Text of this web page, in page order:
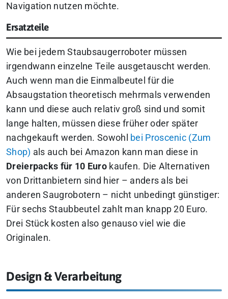
Navigation nutzen möchte.
Ersatzteile
Wie bei jedem Staubsaugerroboter müssen
irgendwann einzelne Teile ausgetauscht werden.
Auch wenn man die Einmalbeutel für die
Absaugstation theoretisch mehrmals verwenden
kann und diese auch relativ groß sind und somit
lange halten, müssen diese früher oder später
nachgekauft werden. Sowohl bei Proscenic (Zum
Shop) als auch bei Amazon kann man diese in
Dreierpacks für 10 Eurokaufen. Die Alternativen
von Drittanbietern sind hier – anders als bei
anderen Saugrobotern – nicht unbedingt günstiger:
Für sechs Staubbeutel zahlt man knapp 20 Euro.
Drei Stück kosten also genauso viel wie die
Originalen.
Design & Verarbeitung